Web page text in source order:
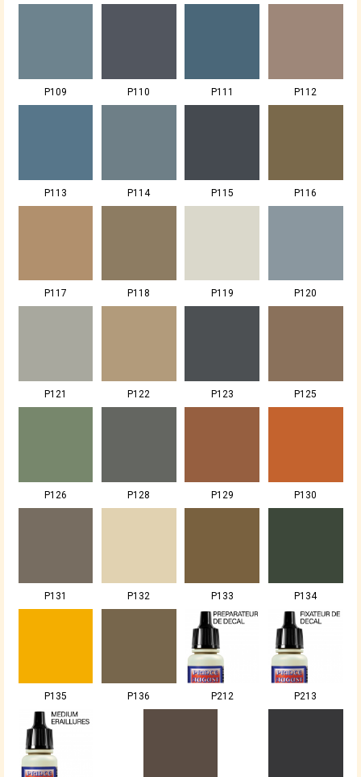
P109 P110 P111 P112
P113 P114 P115 P116
P117 P118 P119 P120
P121 P122 P123 P125
P126 P128 P129 P130
P131 P132 P133 P134
P135 P136 P212 P213